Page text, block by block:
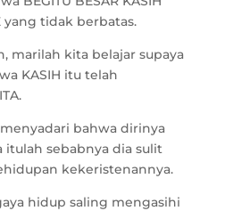
yang tidak berbatas.
marilah kita belajar supaya
KASIH itu telah
bahwa dirinya
itulah sebabnya dia sulit
kekeristenannya.
hidup saling mengasihi